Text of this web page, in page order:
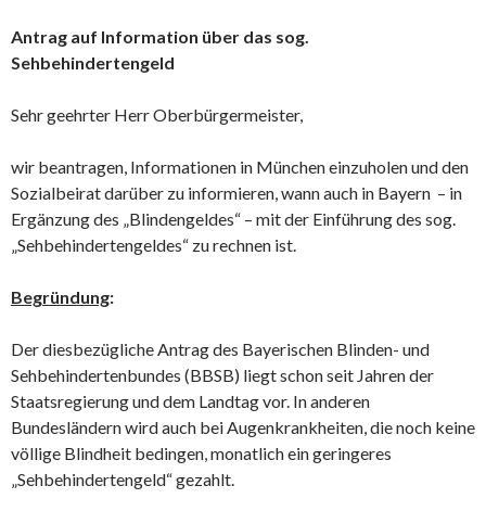
Antrag auf Information über das sog.
Sehbehindertengeld
Sehr geehrter Herr Oberbürgermeister,
wir beantragen, Informationen in München einzuholen und den
Sozialbeirat darüber zu informieren, wann auch in Bayern – in
Ergänzung des „Blindengeldes“ – mit der Einfüh­rung des sog.
„Sehbehindertengeldes“ zu rechnen ist.
Begründung:
Der diesbezügliche Antrag des Bayerischen Blinden- und
Sehbehindertenbundes (BBSB) liegt schon seit Jahren der
Staatsregierung und dem Landtag vor. In anderen
Bundesländern wird auch bei Augenkrankheiten, die noch keine
völlige Blindheit be­dingen, monatlich ein geringeres
„Sehbehindertengeld“ gezahlt.